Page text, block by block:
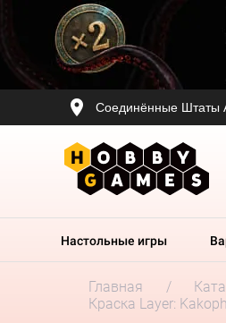
Соединённые Штаты
Настольные игры
Главная
Краска Layer: